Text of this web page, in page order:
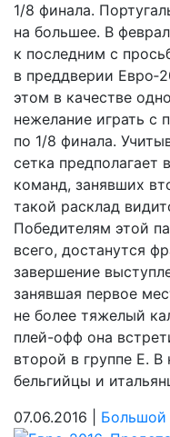
1/8 финала.
на большее. В
к последним с
в преддверии
этом в качестве
нежелание играть с
по 1/8 финала.
сетка предполагает
команд, занявших
такой расклад
Победителям этой
всего, достанутся
завершение
занявшая первое
не более тяжелый
плей-офф она
второй в группе E.
бельгийцы и
07.06.2016 | Большой